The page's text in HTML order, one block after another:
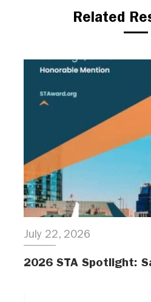
Related
July 22, 2026
2026 STA Spotlight: